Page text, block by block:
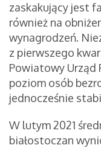
zaskakujący jest
również na
wynagrodzeń.
z pierwszego
Powiatowy Urząd
poziom osób
jednocześnie
W lutym 2021
białostoczan